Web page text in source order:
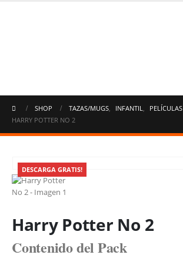
SHOP TAZAS/MUGS INFANTIL
PELÍCULAS
HARRY POTTER NO 2
DESCARGA GRATIS!
Harry Potter No 2
Contenido del Pack